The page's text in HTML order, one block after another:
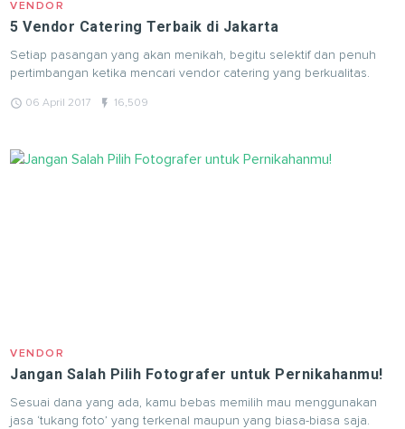
VENDOR
5 Vendor Catering Terbaik di Jakarta
Setiap pasangan yang akan menikah, begitu selektif dan penuh
pertimbangan ketika mencari vendor catering yang berkualitas.
query_builder 06 April 2017 flash_on 16,509
VENDOR
Jangan Salah Pilih Fotografer untuk Pernikahanmu!
Sesuai dana yang ada, kamu bebas memilih mau menggunakan
jasa ‘tukang foto’ yang terkenal maupun yang biasa-biasa saja.